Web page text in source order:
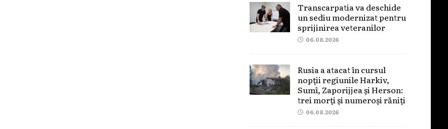
Transcarpatia va deschide
un sediu modernizat pentru
sprijinirea veteranilor
06.08.2026
Rusia a atacat în cursul
nopții regiunile Harkiv,
Sumî, Zaporijjea și Herson:
trei morți și numeroși răniți
06.08.2026